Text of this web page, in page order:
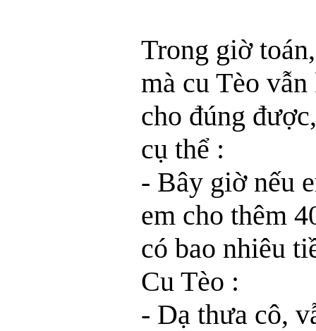
Trong giờ
mà cu Tèo
cho đúng
cụ thể :
- Bây giờ nếu
em cho thêm
có bao nhiêu
Cu Tèo :
- Dạ thưa cô,